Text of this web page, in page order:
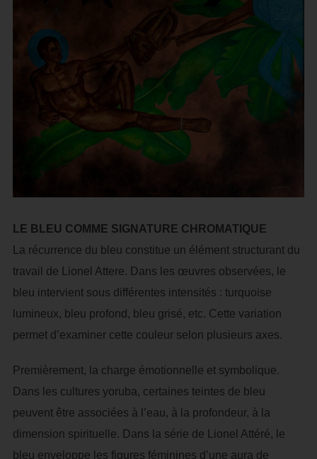
LE BLEU COMME SIGNATURE CHROMATIQUE
La récurrence du bleu constitue un élément structurant du
travail de Lionel Attere. Dans les œuvres observées, le
bleu intervient sous différentes intensités : turquoise
lumineux, bleu profond, bleu grisé, etc. Cette variation
permet d’examiner cette couleur selon plusieurs axes.
Premièrement, la charge émotionnelle et symbolique.
Dans les cultures yoruba, certaines teintes de bleu
peuvent être associées à l’eau, à la profondeur, à la
dimension spirituelle. Dans la série de Lionel Attéré, le
bleu enveloppe les figures féminines d’une aura de